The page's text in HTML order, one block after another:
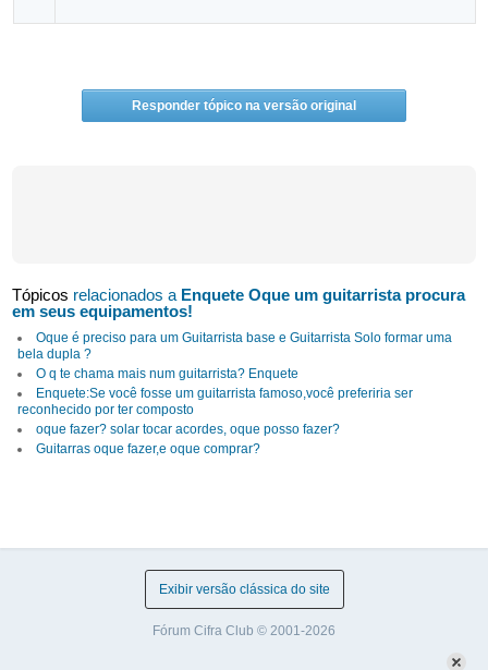
Responder tópico na versão original
Tópicos relacionados a Enquete Oque um guitarrista procura
em seus equipamentos!
Oque é preciso para um Guitarrista base e Guitarrista Solo formar uma
bela dupla ?
O q te chama mais num guitarrista? Enquete
Enquete:Se você fosse um guitarrista famoso,você preferiria ser
reconhecido por ter composto
oque fazer? solar tocar acordes, oque posso fazer?
Guitarras oque fazer,e oque comprar?
Exibir versão clássica do site
Fórum Cifra Club © 2001-2026